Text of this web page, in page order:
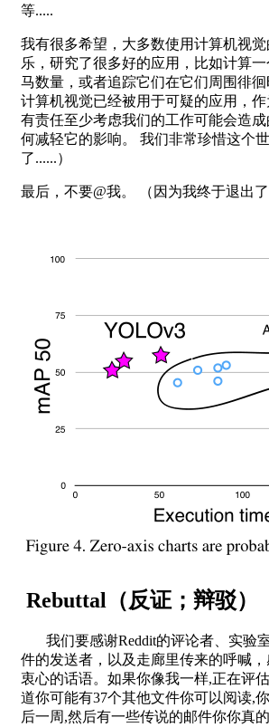
等.....
我有很多希望，大多数使用计算机视
乐，研究了很多好的应用，比如计算
马数量，或者追踪它们在它们周围徘
计算机视觉已经被用于可疑的应用，
有责任至少考虑我们的工作可能会造
何减轻它的影响。 我们非常珍惜这个
了......）
最后，不要@我。 （因为我终于退出了
Rebuttal（反证；辩驳）
我们要感谢Reddit的评论者、实验
件的发送者，以及走廊里传来的呼喊，
衷心的话语。如果你像我一样,正在评
道你可能有37个其他文件你可以阅读,
后一周,然后有一些传说的邮件你你真